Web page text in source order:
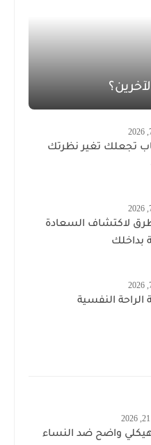
تجعلك تغير نظرتك
لاكتشاف السعادة
بداخلك
النفسية
هيكلي واضح ضد النساء